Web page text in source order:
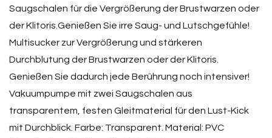
Saugschalen für die Vergrößerung der Brustwarzen oder
der Klitoris.Genießen Sie irre Saug- und Lutschgefühle!
Multisucker zur Vergrößerung und stärkeren
Durchblutung der Brustwarzen oder der Klitoris.
Genießen Sie dadurch jede Berührung noch intensiver!
Vakuumpumpe mit zwei Saugschalen aus
transparentem, festen Gleitmaterial für den Lust-Kick
mit Durchblick. Farbe: Transparent. Material: PVC